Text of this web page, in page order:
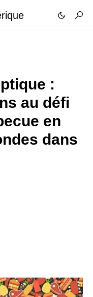
:
au défi
en
dans